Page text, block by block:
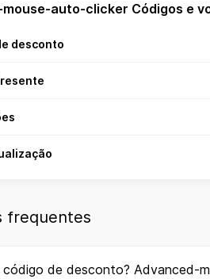
auto-clicker Códigos e
desconto
frequentes
código de desconto? Advanced-